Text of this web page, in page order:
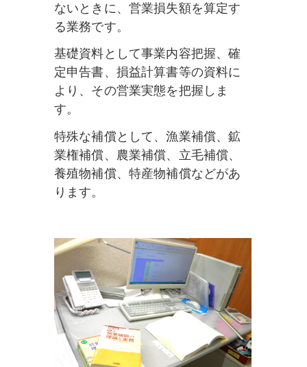
ないときに、営業損失額を算定す
る業務です。
基礎資料として事業内容把握、確
定申告書、損益計算書等の資料に
より、その営業実態を把握しま
す。
特殊な補償として、漁業補償、鉱
業権補償、農業補償、立毛補償、
養殖物補償、特産物補償などがあ
ります。